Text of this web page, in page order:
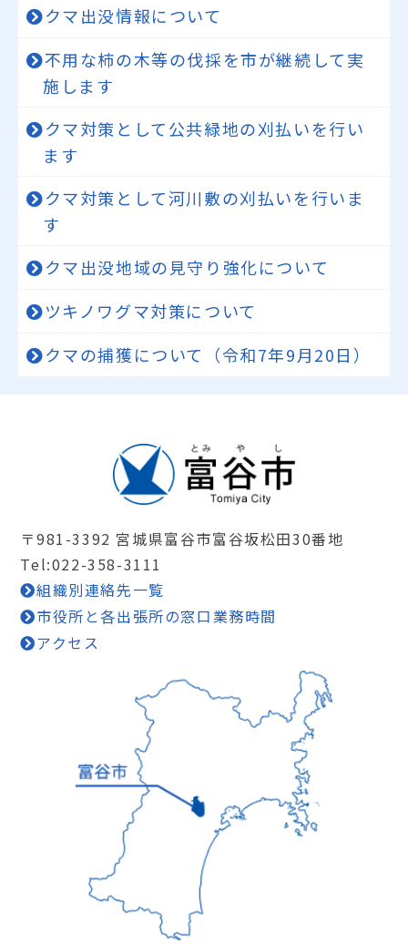
クマ出没情報について
不用な柿の木等の伐採を市が継続して実
施します
クマ対策として公共緑地の刈払いを行い
ます
クマ対策として河川敷の刈払いを行いま
す
クマ出没地域の見守り強化について
ツキノワグマ対策について
クマの捕獲について（令和7年9月20日）
〒981-3392 宮城県富谷市富谷坂松田30番地
Tel:022-358-3111
組織別連絡先一覧
市役所と各出張所の窓口業務時間
アクセス